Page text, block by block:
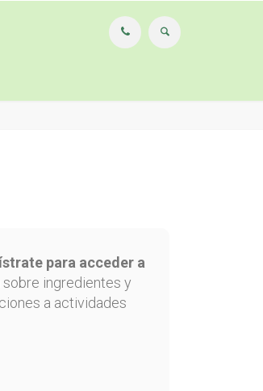
para acceder a
ingredientes y
a actividades